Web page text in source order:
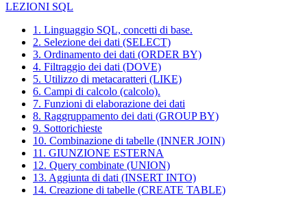
LEZIONI SQL
1. Linguaggio SQL, concetti di base.
2. Selezione dei dati (SELECT)
3. Ordinamento dei dati (ORDER BY)
4. Filtraggio dei dati (DOVE)
5. Utilizzo di metacaratteri (LIKE)
6. Campi di calcolo (calcolo).
7. Funzioni di elaborazione dei dati
8. Raggruppamento dei dati (GROUP BY)
9. Sottorichieste
10. Combinazione di tabelle (INNER JOIN)
11. GIUNZIONE ESTERNA
12. Query combinate (UNION)
13. Aggiunta di dati (INSERT INTO)
14. Creazione di tabelle (CREATE TABLE)